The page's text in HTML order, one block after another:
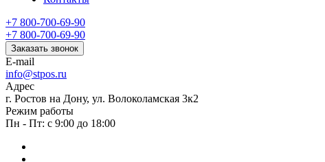
+7 800-700-69-90
+7 800-700-69-90
Заказать звонок
E-mail
info@stpos.ru
Адрес
г. Ростов на Дону, ул. Волоколамская 3к2
Режим работы
Пн - Пт: с 9:00 до 18:00